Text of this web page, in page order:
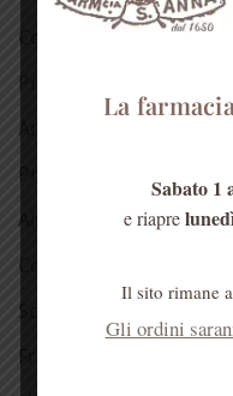
Confezioni regalo 🎁
Prodotti alla Rosa
Antichi rimedi naturali
Prodotti dell’alveare
Alimentari
Confetture
Sciroppo di rose
Fragranze del Carmelo
La
Sabato 1
e riapre
Il sito rimane
Gli ordini